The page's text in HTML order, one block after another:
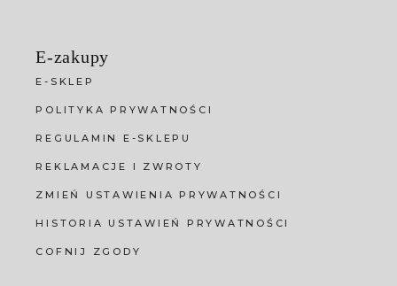
E-zakupy
E-SKLEP
POLITYKA PRYWATNOŚCI
REGULAMIN E-SKLEPU
REKLAMACJE I ZWROTY
ZMIEŃ USTAWIENIA PRYWATNOŚCI
HISTORIA USTAWIEŃ PRYWATNOŚCI
COFNIJ ZGODY